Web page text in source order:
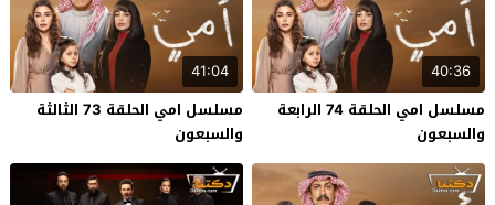
40:36
مسلسل امي الحلقة 74 الرابعة
والسبعون
41:04
مسلسل امي الحلقة 73 الثالثة
والسبعون